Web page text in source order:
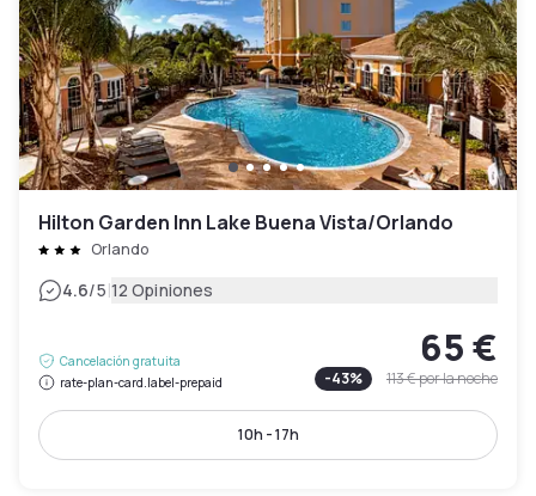
Hilton Garden Inn Lake Buena Vista/Orlando
Orlando
4.6/5|12 Opiniones
Cancelación gratuita
rate-plan-card.label-prepaid
65 €
-43% 113 €por la noche
10h - 17h